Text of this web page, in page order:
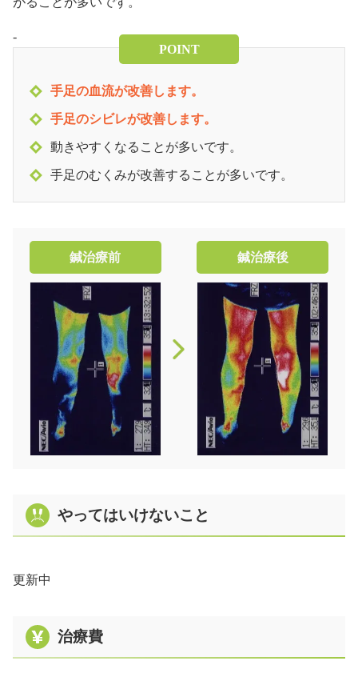
-
POINT
手足の血流が改善します。
手足のシビレが改善します。
動きやすくなることが多いです。
手足のむくみが改善することが多いです。
鍼治療前 鍼治療後
やってはいけないこと
更新中
治療費